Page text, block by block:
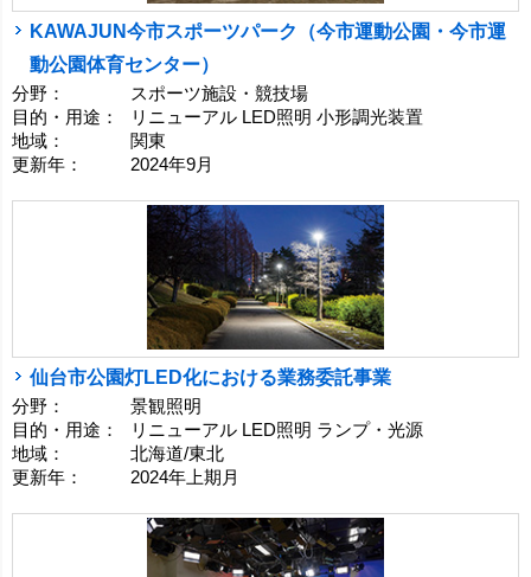
KAWAJUN今市スポーツパーク（今市運動公園・今市運
動公園体育センター）
分野：
スポーツ施設・競技場
目的・用途：
リニューアル LED照明 小形調光装置
地域：
関東
更新年：
2024年9月
仙台市公園灯LED化における業務委託事業
分野：
景観照明
目的・用途：
リニューアル LED照明 ランプ・光源
地域：
北海道/東北
更新年：
2024年上期月